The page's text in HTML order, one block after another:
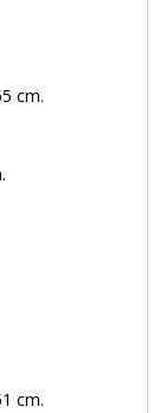
cm.
cm.